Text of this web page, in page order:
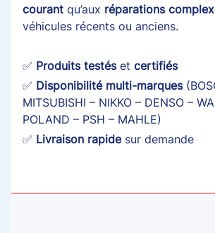
courant qu’aux réparations
véhicules récents ou anciens.
✅ Produits testéset certifiés
✅ Disponibilité multi-marques
MITSUBISHI – NIKKO – DENSO –
POLAND – PSH – MAHLE)
✅ Livraison rapidesur demande